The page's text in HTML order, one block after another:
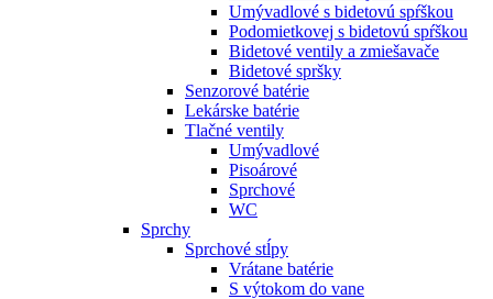
Umývadlové s bidetovú spŕškou
Podomietkovej s bidetovú spŕškou
Bidetové ventily a zmiešavače
Bidetové spršky
Senzorové batérie
Lekárske batérie
Tlačné ventily
Umývadlové
Pisoárové
Sprchové
WC
Sprchy
Sprchové stĺpy
Vrátane batérie
S výtokom do vane